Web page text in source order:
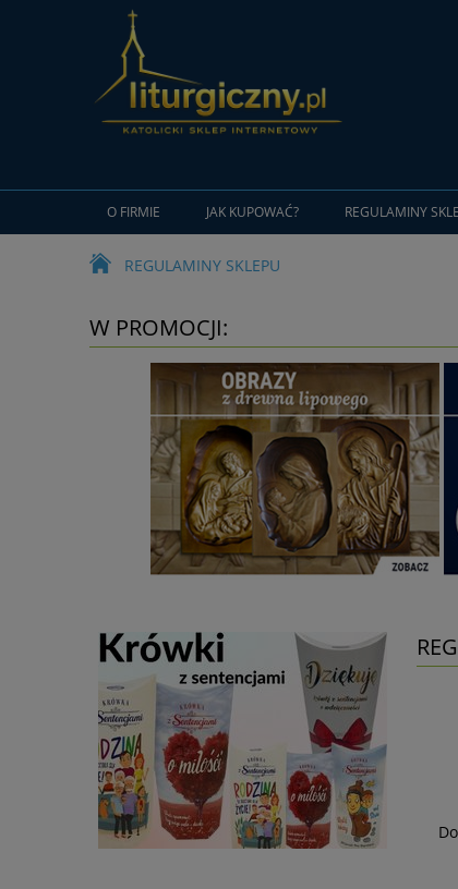
O FIRMIE JAK KUPOWAĆ? REGULAMINY
REGULAMINY SKLEPU
W PROMOCJI: